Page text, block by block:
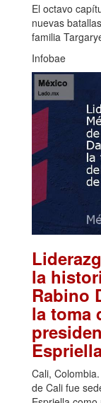
El octavo
nuevas
familia
Infobae
la
Rabino
la toma
Cali,
de Cali fue